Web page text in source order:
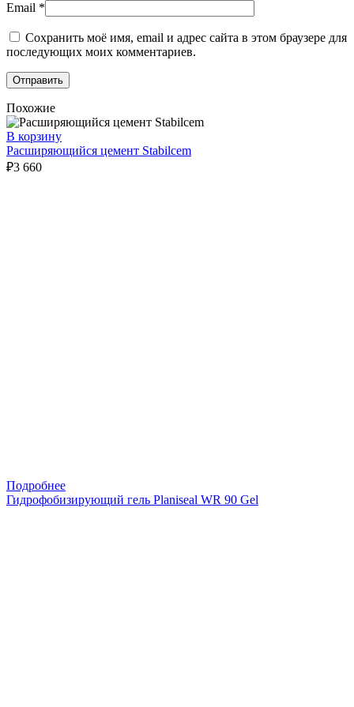
Email *
Сохранить моё имя, email и адрес сайта в этом браузере для
последующих моих комментариев.
Похожие
В корзину
Расширяющийся цемент Stabilcem
₽3 660
Подробнее
Гидрофобизирующий гель Planiseal WR 90 Gel